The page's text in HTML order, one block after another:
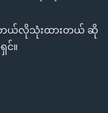
ကို ဘယ်လိုသုံးထားတယ် ဆို
င်။